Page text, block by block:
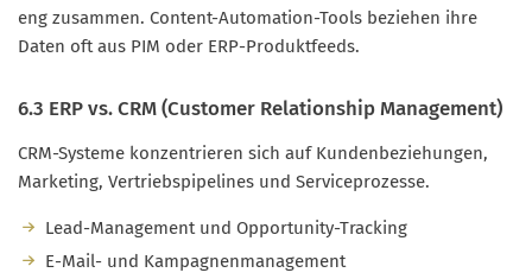
eng zusammen. Content-Automation-Tools beziehen ihre
Daten oft aus PIM oder ERP-Produktfeeds.
6.3 ERP vs. CRM (Customer Relationship Management)
CRM-Systeme konzentrieren sich auf Kundenbeziehungen,
Marketing, Vertriebspipelines und Serviceprozesse.
Lead-Management und Opportunity-Tracking
E-Mail- und Kampagnenmanagement